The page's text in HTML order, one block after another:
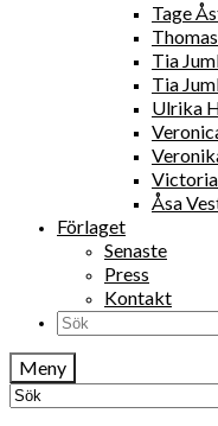
Tage
Tia
Tia
Ulrika
Åsa
Förlaget
Senaste
Press
Kontakt
Search
Meny
Search